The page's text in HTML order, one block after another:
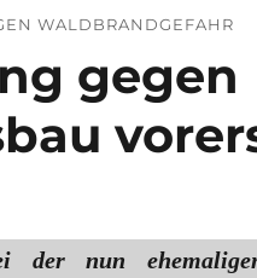
WALDBRANDGEFAHR
gegen
der nun